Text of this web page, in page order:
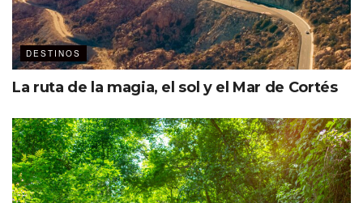
DESTINOS
La ruta de la magia, el sol y el Mar de Cortés